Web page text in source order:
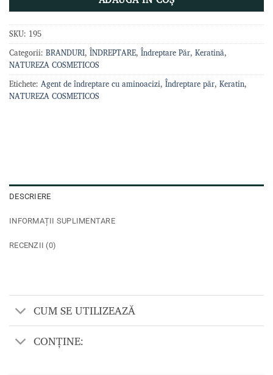
SKU: 195
Categorii: BRANDURI, ÎNDREPTARE, Îndreptare Păr, Keratină,
NATUREZA COSMETICOS
Etichete: Agent de îndreptare cu aminoacizi, Îndreptare păr, Keratin,
NATUREZA COSMETICOS
DESCRIERE
INFORMAȚII SUPLIMENTARE
RECENZII (0)
CUM SE UTILIZEAZĂ
CONȚINE: